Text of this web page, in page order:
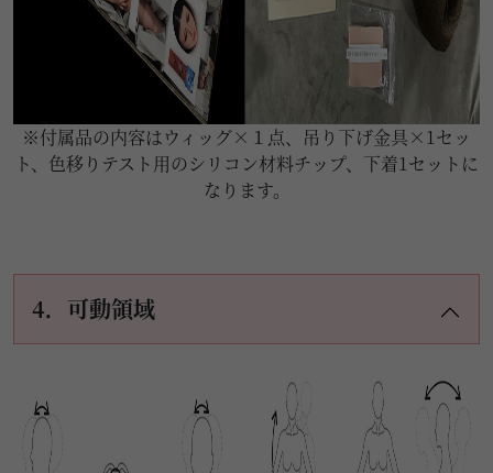
※付属品の内容はウィッグ×１点、吊り下げ金具×1セッ
ト、色移りテスト用のシリコン材料チップ、下着1セットに
なります。
4．可動領域